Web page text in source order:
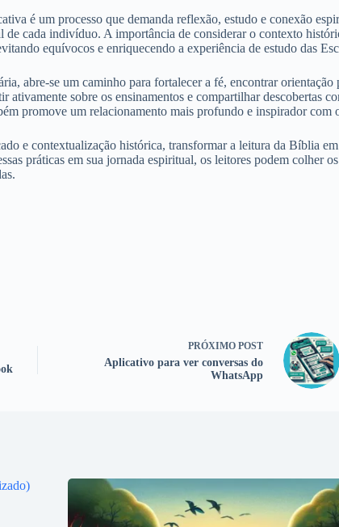
é um processo que demanda reflexão, estudo e conexão
cada indivíduo. A importância de considerar o contexto
equívocos e enriquecendo a experiência de estudo das
abre-se um caminho para fortalecer a fé, encontrar
ativamente sobre os ensinamentos e compartilhar
promove um relacionamento mais profundo e inspirador
e contextualização histórica, transformar a leitura da Bíblia
práticas em sua jornada espiritual, os leitores podem
PRÓXIMO POST
Aplicativo para ver conversas do
WhatsApp